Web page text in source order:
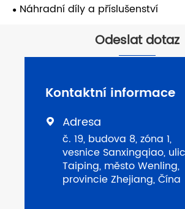
Náhradní díly a příslušenství
Odeslat dotaz
Kontaktní informace
 Adresa
č. 19, budova 8, zóna 1,
vesnice Sanxingqiao,
Taiping, město Wenling,
provincie Zhejiang, Čína